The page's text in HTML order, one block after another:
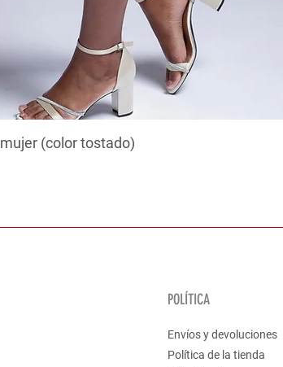
(color tostado)
POLÍTICA
Envíos y devoluciones
Política de la tienda